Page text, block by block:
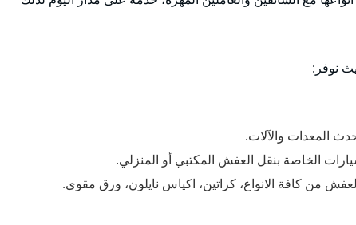
نوفر:
المعدات والآلات.
الخاصة بنقل العفش المكتبي أو المنزلي.
من كافة الانواع، كراتين، اكياس نايلون، ورق مقوى.